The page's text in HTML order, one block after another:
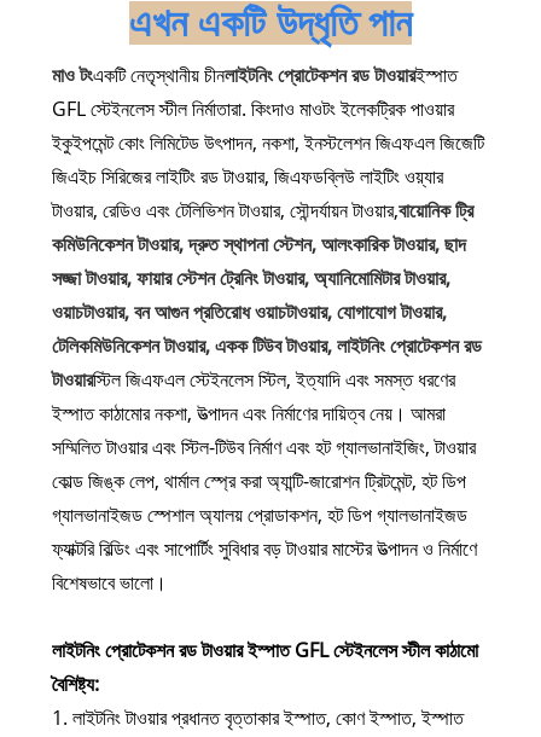
এখন একটি উদ্ধৃতি পান
মাও টংএকটি নেতৃস্থানীয় চীনলাইটনিং প্রোটেকশন রড টাওয়ারইস্পাত
GFL স্টেইনলেস স্টীল নির্মাতারা. কিংদাও মাওটং ইলেকট্রিক পাওয়ার
ইকুইপমেন্ট কোং লিমিটেড উৎপাদন, নকশা, ইনস্টলেশন জিএফএল জিজেটি
জিএইচ সিরিজের লাইটিং রড টাওয়ার, জিএফডব্লিউ লাইটিং ওয়্যার
টাওয়ার, রেডিও এবং টেলিভিশন টাওয়ার, সৌন্দর্যায়ন টাওয়ার,বায়োনিক ট্রি
কমিউনিকেশন টাওয়ার, দ্রুত স্থাপনা স্টেশন, আলংকারিক টাওয়ার, ছাদ
সজ্জা টাওয়ার, ফায়ার স্টেশন ট্রেনিং টাওয়ার, অ্যানিমোমিটার টাওয়ার,
ওয়াচটাওয়ার, বন আগুন প্রতিরোধ ওয়াচটাওয়ার, যোগাযোগ টাওয়ার,
টেলিকমিউনিকেশন টাওয়ার, একক টিউব টাওয়ার, লাইটনিং প্রোটেকশন রড
টাওয়ারস্টিল জিএফএল স্টেইনলেস স্টিল, ইত্যাদি এবং সমস্ত ধরণের
ইস্পাত কাঠামোর নকশা, উত্পাদন এবং নির্মাণের দায়িত্ব নেয়। আমরা
সম্মিলিত টাওয়ার এবং স্টিল-টিউব নির্মাণ এবং হট গ্যালভানাইজিং, টাওয়ার
কোল্ড জিঙ্ক লেপ, থার্মাল স্প্রে করা অ্যান্টি-জারোশন ট্রিটমেন্ট, হট ডিপ
গ্যালভানাইজড স্পেশাল অ্যালয় প্রোডাকশন, হট ডিপ গ্যালভানাইজড
ফ্যাক্টরি বিল্ডিং এবং সাপোর্টিং সুবিধার বড় টাওয়ার মাস্টের উত্পাদন ও নির্মাণে
বিশেষভাবে ভালো।
লাইটনিং প্রোটেকশন রড টাওয়ার ইস্পাত GFL স্টেইনলেস স্টীল কাঠামো
বৈশিষ্ট্য:
1. লাইটনিং টাওয়ার প্রধানত বৃত্তাকার ইস্পাত, কোণ ইস্পাত, ইস্পাত